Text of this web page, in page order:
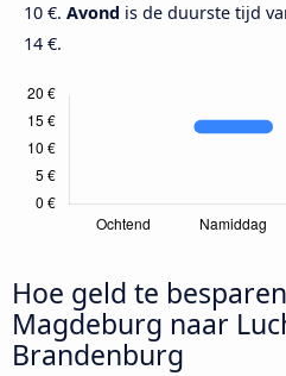
10 €. Avond is de duurste tijd
14 €.
Hoe geld te
Magdeburg naar
Brandenburg